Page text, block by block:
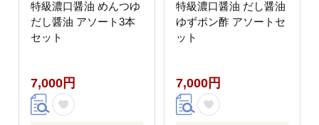
特級濃口醤油 めんつゆ
だし醤油 アソート3本
セット
7,000円
特級濃口醤油 だし醤油
ゆずポン酢 アソートセ
ット
7,000円